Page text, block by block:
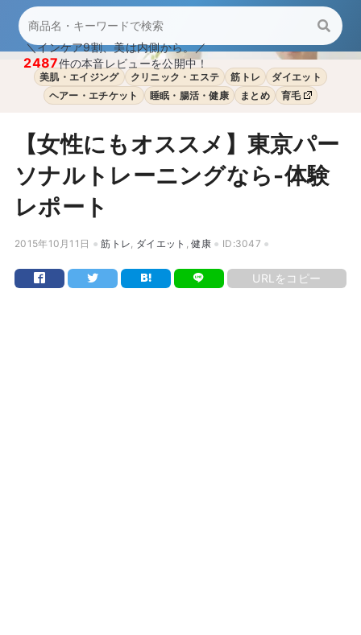
＼インケア9割、美は内側から。／
2487件の本音レビューを公開中！
美肌・エイジング クリニック・エステ 筋トレ
ダイエット
ヘアー・エチケット
睡眠・腸活・健康 まとめ 育毛
【女性にもオススメ】東京パー
ソナルトレーニングなら-体験
レポート
2015年10月11日 筋トレ, ダイエット ,健康 ID:3047
URLをコピー